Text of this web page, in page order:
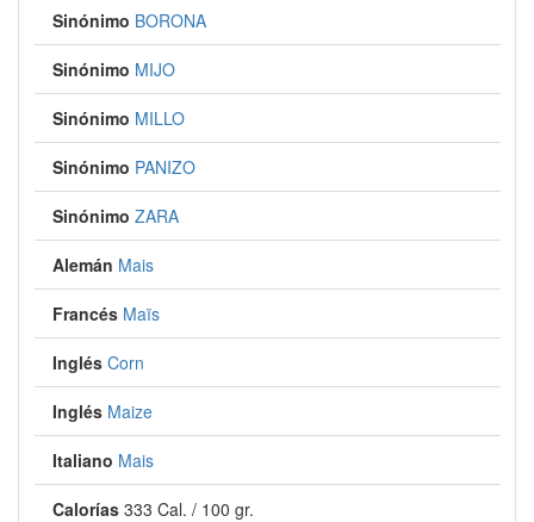
Sinónimo BORONA
Sinónimo MIJO
Sinónimo MILLO
Sinónimo PANIZO
Sinónimo ZARA
Alemán Mais
Francés Maïs
Inglés Corn
Inglés Maize
Italiano Mais
Calorías 333 Cal. / 100 gr.